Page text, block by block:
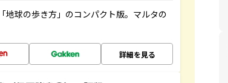
地球の歩き方」のコンパクト版。マルタの
詳細を見る